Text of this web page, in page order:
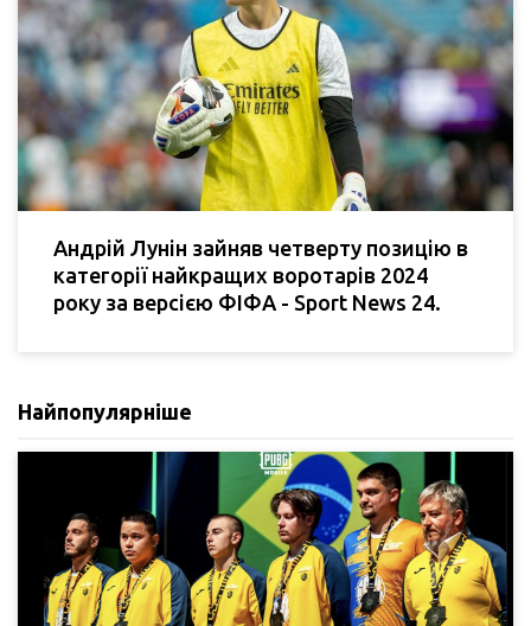
Андрій Лунін зайняв четверту позицію в
категорії найкращих воротарів 2024
року за версією ФІФА - Sport News 24.
Найпопулярніше